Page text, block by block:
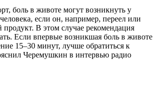
боль в животе могут возникнуть у
если он, например, переел или
В этом случае рекомендация
Если впервые возникшая боль в животе
15–30 минут, лучше обратиться к
Черемушкин в интервью радио